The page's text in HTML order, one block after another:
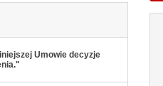
Umowie decyzje